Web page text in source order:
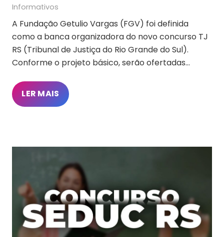
Informativos
A Fundação Getulio Vargas (FGV) foi definida
como a banca organizadora do novo concurso TJ
RS (Tribunal de Justiça do Rio Grande do Sul).
Conforme o projeto básico, serão ofertadas…
LER MAIS